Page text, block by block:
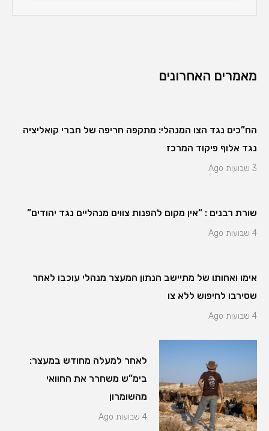
מאמרים האחרונים
הח”כים נגד הצו המנהלי: מתקפה חריפה של חברי קואליציה
נגד אלוף פיקוד המרכז
3 שבועות Ago
שורת רבנים : “אין מקום להפנות צווים מנהליים נגד יהודים”
4 שבועות Ago
אימו ואחותו של מתיישב הנתון המעצר מנהלי עוכבו לאחר
שסירבו לחיפוש ללא צו
4 שבועות Ago
לאחר למעלה מחודש במעצר:
בימ”ש משחרר את החוואי
מהשומרון
4 שבועות Ago